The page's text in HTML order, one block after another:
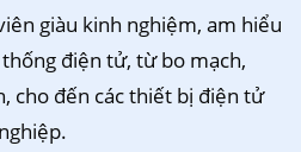
giàu kinh nghiệm, am hiểu
thống điện tử, từ bo mạch,
cho đến các thiết bị điện tử